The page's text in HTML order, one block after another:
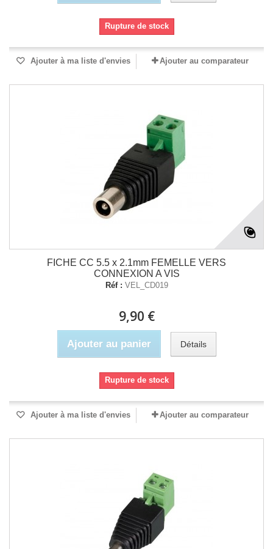
Rupture de stock
Ajouter à ma liste d'envies Ajouter au comparateur
FICHE CC 5.5 x 2.1mm FEMELLE VERS
CONNEXION A VIS
Réf : VEL_CD019
9,90 €
Ajouter au panier Détails
Rupture de stock
Ajouter à ma liste d'envies Ajouter au comparateur